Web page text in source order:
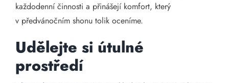
každodenní činnosti a přinášejí komfort, který
v předvánočním shonu tolik oceníme.
Udělejte si útulné
prostředí